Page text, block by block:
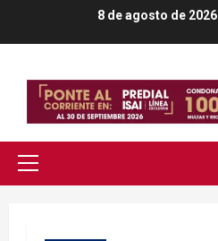
8 de agosto de 2026
Menú